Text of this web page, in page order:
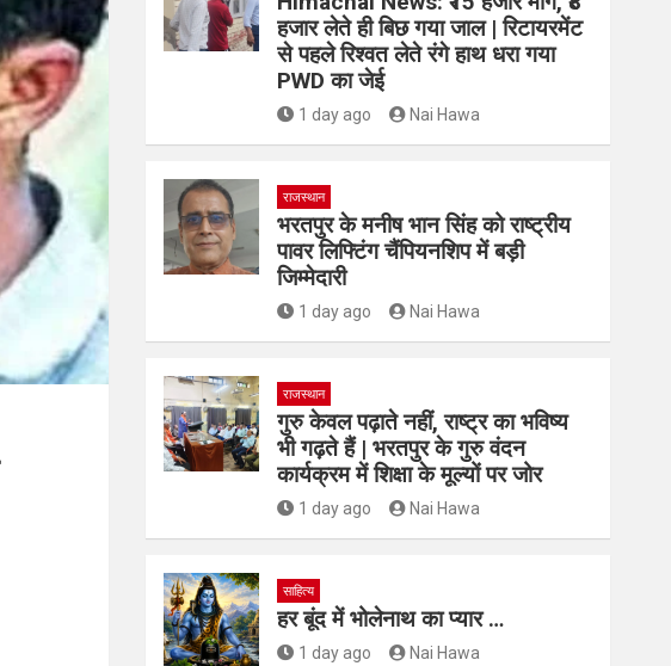
हजार लेते ही बिछ गया जाल | रिटायरमेंट
से पहले रिश्वत लेते रंगे हाथ धरा गया
PWD का जेई
1 day ago Nai Hawa
राजस्थान
भरतपुर के मनीष भान सिंह को राष्ट्रीय
पावर लिफ्टिंग चैंपियनशिप में बड़ी
जिम्मेदारी
1 day ago Nai Hawa
राजस्थान
गुरु केवल पढ़ाते नहीं, राष्ट्र का भविष्य
भी गढ़ते हैं | भरतपुर के गुरु वंदन
कार्यक्रम में शिक्षा के मूल्यों पर जोर
1 day ago Nai Hawa
साहित्य
हर बूंद में भोलेनाथ का प्यार …
1 day ago Nai Hawa